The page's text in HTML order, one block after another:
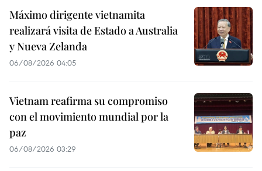
Máximo dirigente vietnamita
realizará visita de Estado a Australia
y Nueva Zelanda
06/08/2026 04:05
Vietnam reafirma su compromiso
con el movimiento mundial por la
paz
06/08/2026 03:29